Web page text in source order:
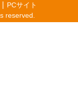
PCサイト
reserved.